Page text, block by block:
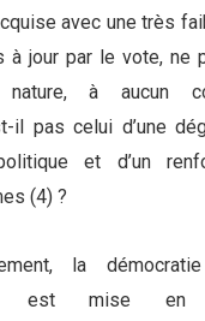
avec une très
à jour par le vote, ne
à aucun
il pas celui d’une
et d’un
(4) ?
la
est mise